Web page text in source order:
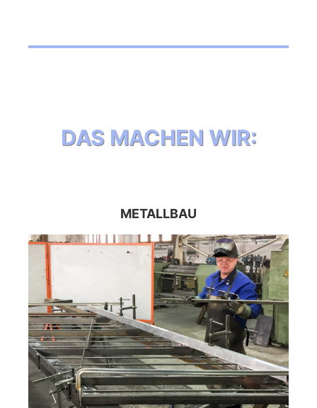
DAS MACHEN WIR:
METALLBAU